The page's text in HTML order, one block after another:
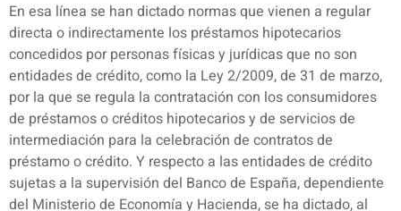
En esa línea se han dictado normas que vienen a regular
directa o indirectamente los préstamos hipotecarios
concedidos por personas físicas y jurídicas que no son
entidades de crédito, como la Ley 2/2009, de 31 de marzo,
por la que se regula la contratación con los consumidores
de préstamos o créditos hipotecarios y de servicios de
intermediación para la celebración de contratos de
préstamo o crédito. Y respecto a las entidades de crédito
sujetas a la supervisión del Banco de España, dependiente
del Ministerio de Economía y Hacienda, se ha dictado, al